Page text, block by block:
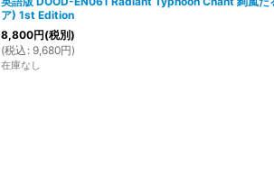
ア) 1st Edition
8,800円(税別)
(税込 : 9,680円)
在庫なし